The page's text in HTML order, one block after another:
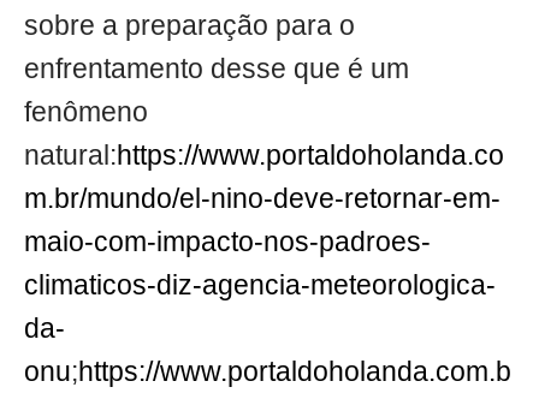
sobre a preparação para o
enfrentamento desse que é um
fenômeno
natural:https://www.portaldoholanda.co
m.br/mundo/el-nino-deve-retornar-em-
maio-com-impacto-nos-padroes-
climaticos-diz-agencia-meteorologica-
da-
onu;https://www.portaldoholanda.com.b